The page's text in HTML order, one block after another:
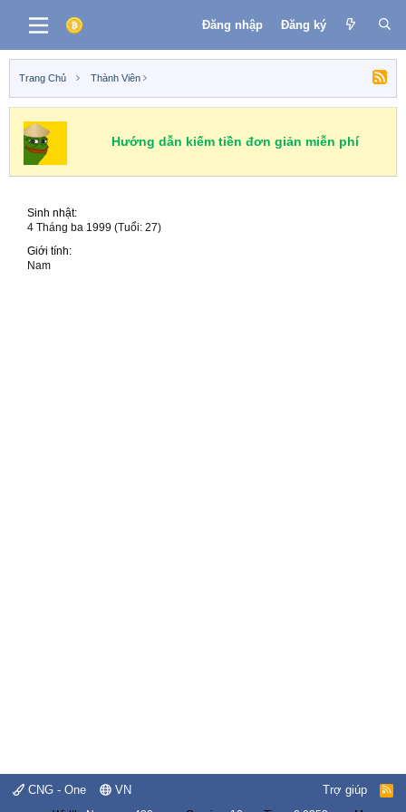
Đăng nhập Đăng ký
Trang Chủ Thành Viên
Hướng dẫn kiếm tiền đơn giản miễn phí
Sinh nhật
4 Tháng ba 1999 (Tuổi: 27)
Giới tính
Nam
CNG - One VN Trợ giúp
R